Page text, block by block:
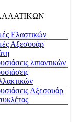
Ελαστικών
Αξεσουάρ
λιπαντικών
Αξεσουάρ